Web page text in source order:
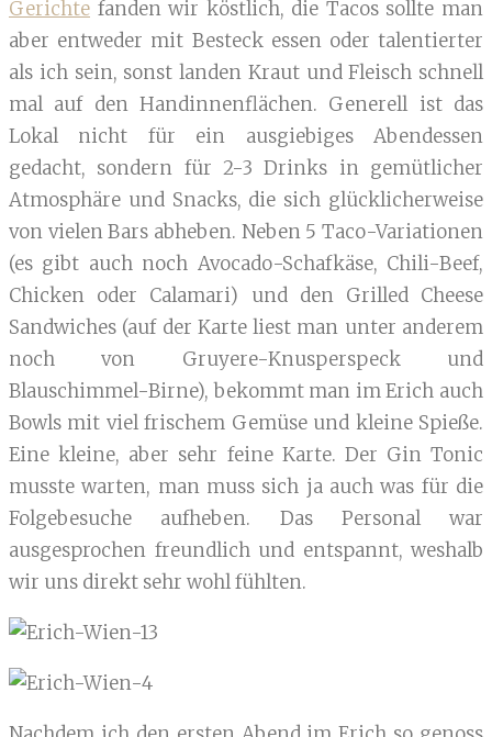
Gerichte fanden wir köstlich, die Tacos sollte man
aber entweder mit Besteck essen oder talentierter
als ich sein, sonst landen Kraut und Fleisch schnell
mal auf den Handinnenflächen. Generell ist das
Lokal nicht für ein ausgiebiges Abendessen
gedacht, sondern für 2-3 Drinks in gemütlicher
Atmosphäre und Snacks, die sich glücklicherweise
von vielen Bars abheben. Neben 5 Taco-Variationen
(es gibt auch noch Avocado-Schafkäse, Chili-Beef,
Chicken oder Calamari) und den Grilled Cheese
Sandwiches (auf der Karte liest man unter anderem
noch von Gruyere-Knusperspeck und
Blauschimmel-Birne), bekommt man im Erich auch
Bowls mit viel frischem Gemüse und kleine Spieße.
Eine kleine, aber sehr feine Karte. Der Gin Tonic
musste warten, man muss sich ja auch was für die
Folgebesuche aufheben. Das Personal war
ausgesprochen freundlich und entspannt, weshalb
wir uns direkt sehr wohl fühlten.